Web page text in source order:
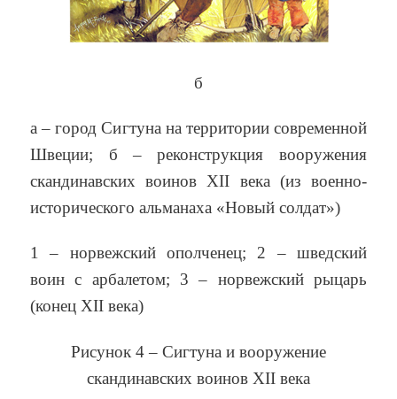
б
а – город Сигтуна на территории современной
Швеции; б – реконструкция вооружения
скандинавских воинов XII века (из военно-
исторического альманаха «Новый солдат»)
1 – норвежский ополченец; 2 – шведский
воин с арбалетом; 3 – норвежский рыцарь
(конец XII века)
Рисунок 4 – Сигтуна и вооружение
скандинавских воинов XII века